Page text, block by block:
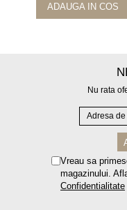
ADAUGA IN COS
Nu rata
Vreau sa
magazinului.
Confidentialitate